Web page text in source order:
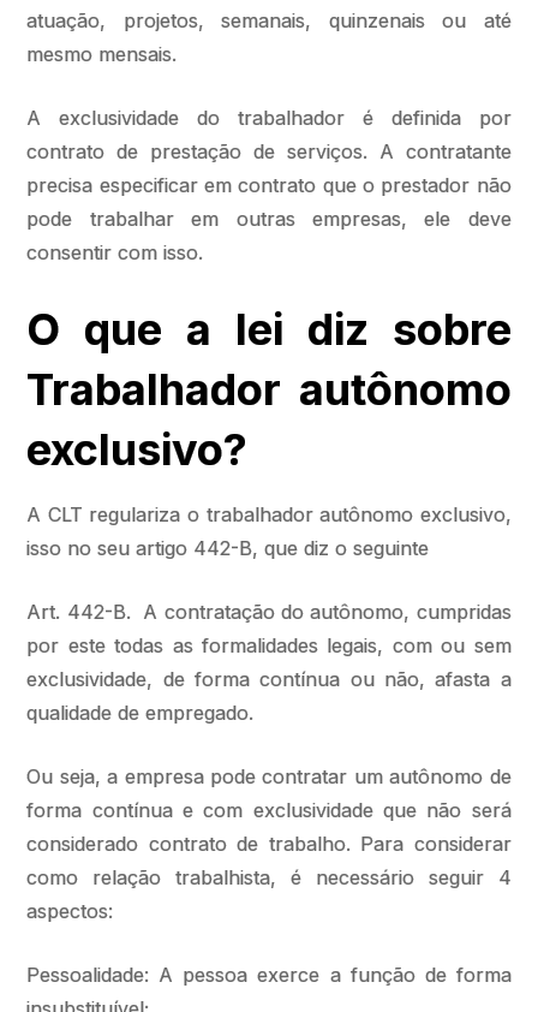
atuação, projetos, semanais, quinzenais ou até
mesmo mensais.
A exclusividade do trabalhador é definida por
contrato de prestação de serviços. A contratante
precisa especificar em contrato que o prestador não
pode trabalhar em outras empresas, ele deve
consentir com isso.
O que a lei diz sobre
Trabalhador autônomo
exclusivo?
A CLT regulariza o trabalhador autônomo exclusivo,
isso no seu artigo 442-B, que diz o seguinte
Art. 442-B. A contratação do autônomo, cumpridas
por este todas as formalidades legais, com ou sem
exclusividade, de forma contínua ou não, afasta a
qualidade de empregado.
Ou seja, a empresa pode contratar um autônomo de
forma contínua e com exclusividade que não será
considerado contrato de trabalho. Para considerar
como relação trabalhista, é necessário seguir 4
aspectos:
Pessoalidade: A pessoa exerce a função de forma